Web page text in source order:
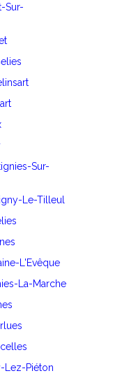
Sur-
Sur-
Le-Tilleul
L'Evêque
La-Marche
Lez-Piéton